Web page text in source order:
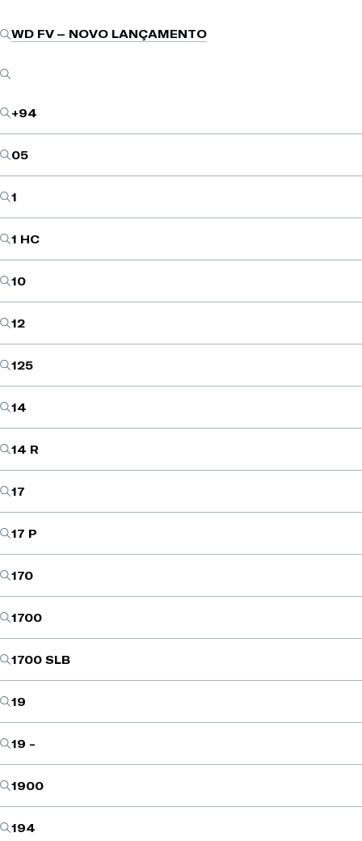
WD FV – NOVO LANÇAMENTO
+94
05
1
1 HC
10
12
125
14
14 R
17
17 P
170
1700
1700 SLB
19
19 -
1900
194